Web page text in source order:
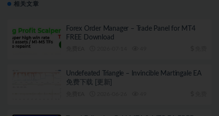
相关文章
Forex Order Manager – Trade Panel for MT4
FREE Download
Undefeated Triangle – Invincible Martingale EA
免费下载 [更新]